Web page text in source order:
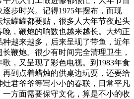
步时兴。记得1975年摆布，而现
罐罐都要贴，很多人大年节夜起头
，鞭炮的响数也越来越长。大约正
种越来越多，后来呈现了带鱼，近年
鞭炮。很少有时间完全清理卫生，
，又呈现了彩色电视。到1983年食
到点着蜡烛的供桌边玩耍，还要给
君爷爷等写小小的春联，日常平凡
方面需要保守文化，算是不小的收